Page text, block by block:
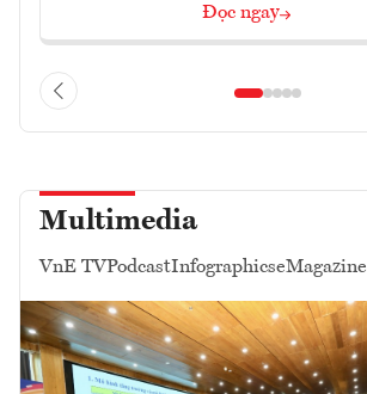
Đọc ngay
Multimedia
VnE TVPodcastInfographicseMagazine